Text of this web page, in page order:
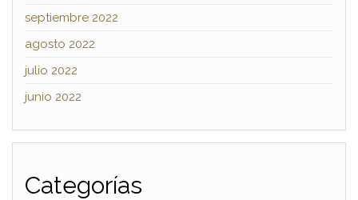
septiembre 2022
agosto 2022
julio 2022
junio 2022
Categorías